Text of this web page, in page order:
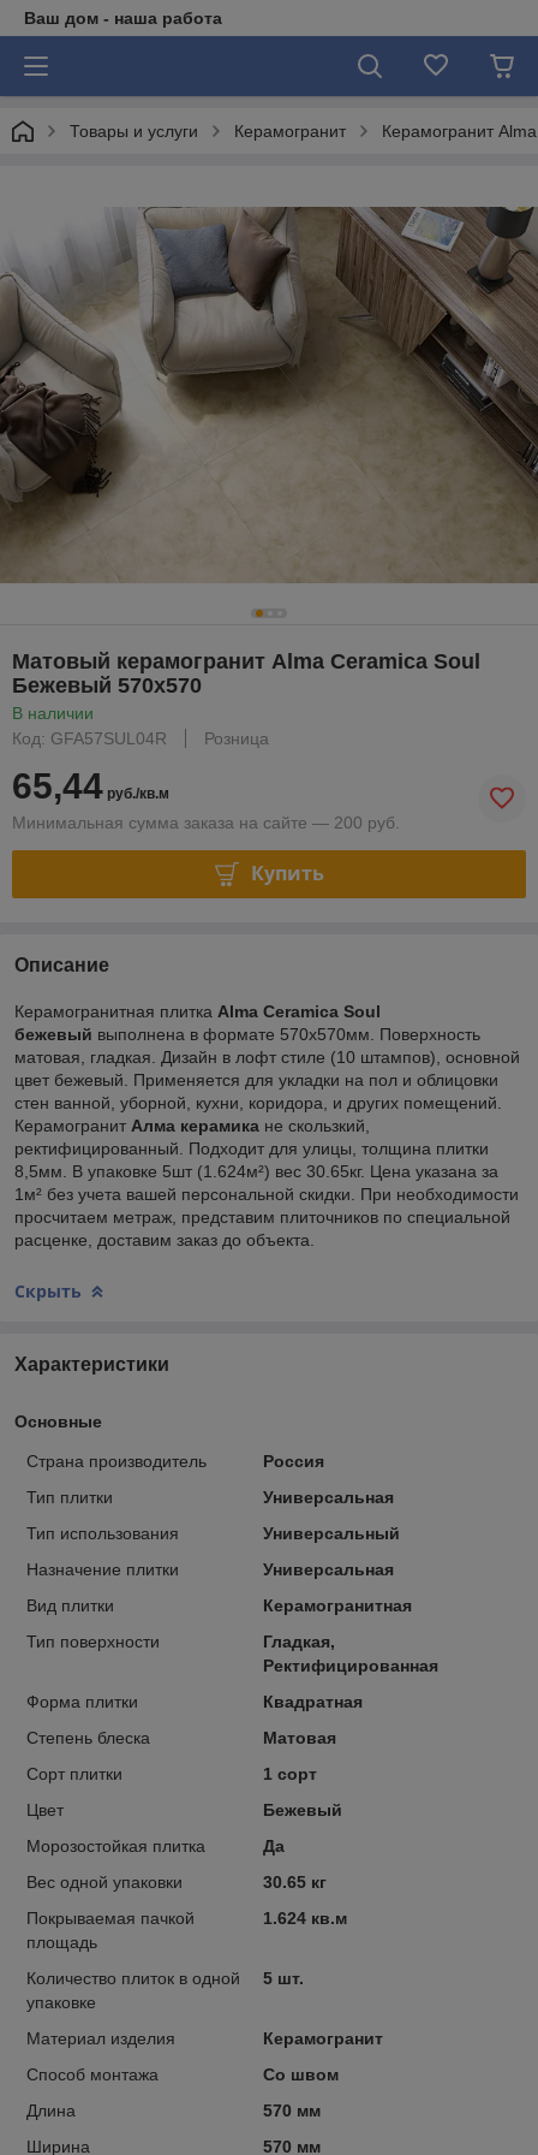
Ваш дом - наша работа
Товары и услуги Керамогранит Керамогранит
Матовый керамогранит Alma Ceramica Soul
Бежевый 570х570
В наличии
Код: GFA57SUL04R
Розница
65,44 руб./кв.м
Минимальная сумма заказа на сайте — 200 руб.
Купить
Описание
Керамогранитная плитка Alma Ceramica Soul
бежевый выполнена в формате 570х570мм. Поверхность
матовая, гладкая. Дизайн в лофт стиле (10 штампов), основной
цвет бежевый. Применяется для укладки на пол и облицовки
стен ванной, уборной, кухни, коридора, и других помещений.
Керамогранит Алма керамика не скользкий,
ректифицированный. Подходит для улицы, толщина плитки
8,5мм. В упаковке 5шт (1.624м²) вес 30.65кг. Цена указана за
1м² без учета вашей персональной скидки. При необходимости
просчитаем метраж, представим плиточников по специальной
расценке, доставим заказ до объекта.
Скрыть
Характеристики
Основные
Страна производитель
Россия
Тип плитки
Универсальная
Тип использования
Универсальный
Назначение плитки
Универсальная
Вид плитки
Керамогранитная
Тип поверхности
Гладкая,
Ректифицированная
Форма плитки
Квадратная
Степень блеска
Матовая
Сорт плитки
1 сорт
Цвет
Бежевый
Морозостойкая плитка
Да
Вес одной упаковки
30.65 кг
Покрываемая пачкой
площадь
1.624 кв.м
Количество плиток в одной
упаковке
5 шт.
Материал изделия
Керамогранит
Способ монтажа
Со швом
Длина
570 мм
Ширина
570 мм